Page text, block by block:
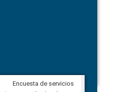
Veeduría Ciudadana para vigilar la
Encuesta de servicios